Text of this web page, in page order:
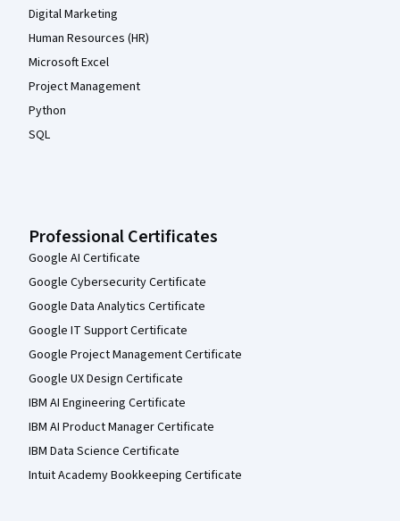
Digital Marketing
Human Resources (HR)
Microsoft Excel
Project Management
Python
SQL
Professional Certificates
Google AI Certificate
Google Cybersecurity Certificate
Google Data Analytics Certificate
Google IT Support Certificate
Google Project Management Certificate
Google UX Design Certificate
IBM AI Engineering Certificate
IBM AI Product Manager Certificate
IBM Data Science Certificate
Intuit Academy Bookkeeping Certificate